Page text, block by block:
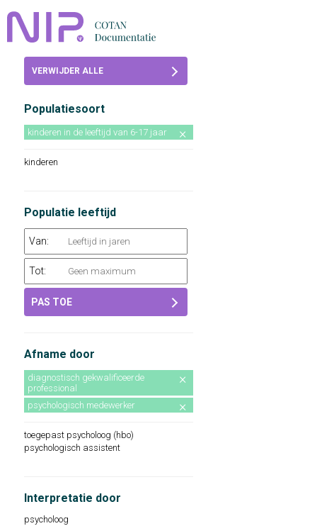
VERWIJDER ALLE
Populatiesoort
kinderen in de leeftijd van 6-17 jaar
kinderen
Populatie leeftijd
Van:
Tot:
PAS TOE
Afname door
diagnostisch gekwalificeerde
professional
psychologisch medewerker
toegepast psycholoog (hbo)
psychologisch assistent
Interpretatie door
psycholoog